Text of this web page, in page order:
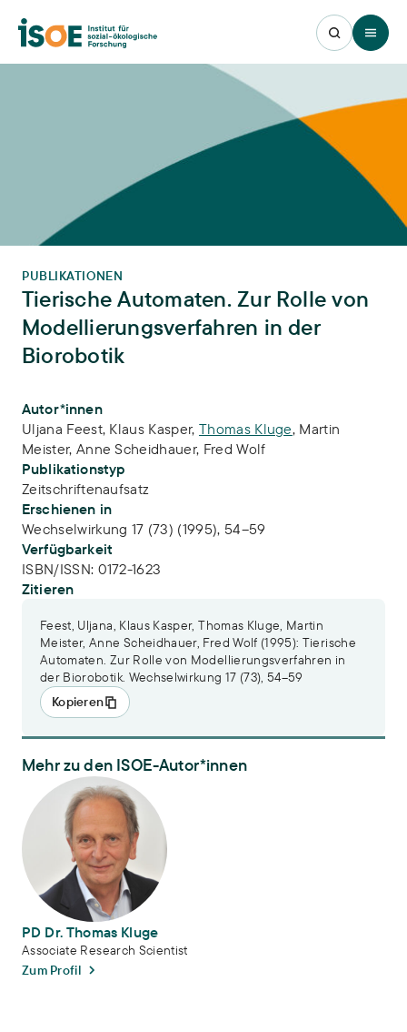
Open
PUBLIKATIONEN
Tierische Automaten. Zur Rolle von
Modellierungsverfahren in der
Biorobotik
Publikations-Infos
Autor*innen
Uljana Feest, Klaus Kasper, Thomas Kluge, Martin
Meister, Anne Scheidhauer, Fred Wolf
Publikationstyp
Zeitschriftenaufsatz
Erschienen in
Wechselwirkung 17 (73) (1995), 54–59
Verfügbarkeit
ISBN/ISSN: 0172-1623
Zitieren
Feest, Uljana, Klaus Kasper, Thomas Kluge, Martin
Meister, Anne Scheidhauer, Fred Wolf (1995): Tierische
Automaten. Zur Rolle von Modellierungsverfahren in
der Biorobotik. Wechselwirkung 17 (73), 54–59
Kopieren
Mehr zu den ISOE-Autor*innen
PD Dr. Thomas Kluge
PD Dr. Thomas Kluge
Associate Research Scientist
Zum Profil